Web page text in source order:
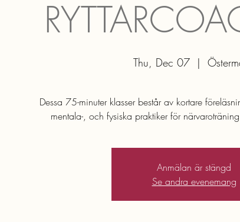
Thu, Dec 07
  |
Dessa 75-minuter klasser består av kortare
mentala-, och fysiska praktiker för
Anmälan är stängd
Se andra evenemang